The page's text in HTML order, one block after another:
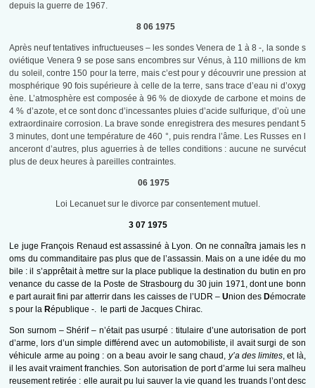
depuis la guerre de 1967.
8 06 1975
Après neuf tentatives infructueuses – les sondes Venera de 1 à 8 -, la sonde s
oviétique Venera 9 se pose sans encombres sur Vénus, à 110 millions de km
du soleil, contre 150 pour la terre, mais c’est pour y découvrir une pression at
mosphérique 90 fois supérieure à celle de la terre, sans trace d’eau ni d’oxyg
ène. L’atmosphère est composée à 96 % de dioxyde de carbone et moins de
4 % d’azote, et ce sont donc d’incessantes pluies d’acide sulfurique, d’où une
extraordinaire corrosion. La brave sonde enregistrera des mesures pendant 5
3 minutes, dont une température de 460 °, puis rendra l’âme. Les Russes en l
anceront d’autres, plus aguerries à de telles conditions : aucune ne survécut
plus de deux heures à pareilles contraintes.
06 1975
Loi Lecanuet sur le divorce par consentement mutuel.
3 07 1975
Le juge François Renaud est assassiné à Lyon. On ne connaîtra jamais les n
oms du commanditaire pas plus que de l’assassin. Mais on a une idée du mo
bile : il s’apprêtait à mettre sur la place publique la destination du butin en pro
venance du casse de la Poste de Strasbourg du 30 juin 1971, dont une bonn
e part aurait fini par atterrir dans les caisses de l’UDR – Union des Démocrate
s pour la République -. le parti de Jacques Chirac.
Son surnom – Shérif – n’était pas usurpé : titulaire d’une autorisation de port
d’arme, lors d’un simple différend avec un automobiliste, il avait surgi de son
véhicule arme au poing : on a beau avoir le sang chaud, y’a des limites, et là,
il les avait vraiment franchies. Son autorisation de port d’arme lui sera malheu
reusement retirée : elle aurait pu lui sauver la vie quand les truands l’ont desc